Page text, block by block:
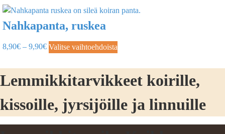
Nahkapanta, ruskea
8,90€ – 9,90€ Valitse vaihtoehdoista
Lemmikkitarvikkeet koirille,
kissoille, jyrsijöille ja linnuille